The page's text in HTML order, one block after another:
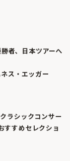
者、日本ツアーへ
ス・エッガー
ラシックコンサー
すすめセレクショ